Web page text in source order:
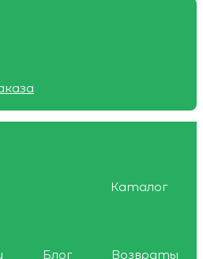
Каталог
Блог
Возвраты